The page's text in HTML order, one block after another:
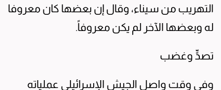
التهريب من سيناء، وقال إن بعضها كان معروفا
له وبعضها الآخر لم يكن معروفاً.
تصدٍّ وغضب
وفي وقت واصل الجيش الإسرائيلي عملياته